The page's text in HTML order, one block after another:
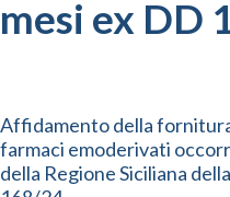
mesi ex DD
Affidamento della
farmaci emoderivati
della Regione Siciliana